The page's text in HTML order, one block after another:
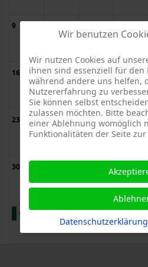
9
16 17 18 19
23 24 25 26
30 1 2
Obst- & Gartenbau
Wir benutzen
Wir nutzen Cookies auf
ihnen sind essenziell für den
während andere uns helfen,
Nutzererfahrung zu
Sie können selbst
zulassen möchten. Bitte
einer Ablehnung womöglich
Funktionalitäten der Seite
Datenschutzerklärung